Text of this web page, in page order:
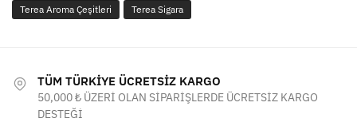
Terea Aroma Çeşitleri
Terea Sigara
TÜM TÜRKİYE ÜCRETSİZ KARGO
50,000 ₺ ÜZERİ OLAN SİPARİŞLERDE ÜCRETSİZ KARGO
DESTEĞİ